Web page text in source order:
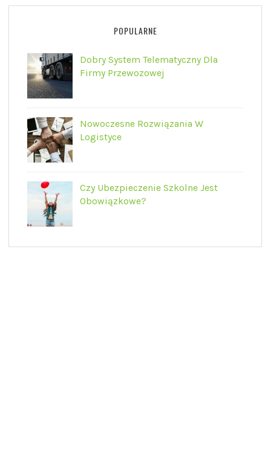
POPULARNE
Dobry System Telematyczny Dla
Firmy Przewozowej
Nowoczesne Rozwiązania W
Logistyce
Czy Ubezpieczenie Szkolne Jest
Obowiązkowe?